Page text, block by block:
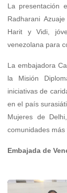
La presentación
Radharani
Harit y Vidi,
venezolana para
La embajadora
la Misión
iniciativas de
en el país
Mujeres de
comunidades más
Embajada de